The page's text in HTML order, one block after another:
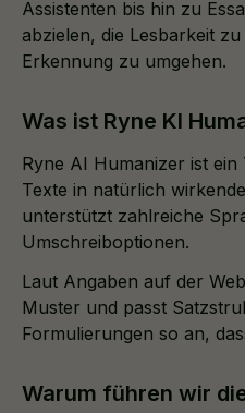
Assistenten bis hin zu
abzielen, die Lesbarkeit
Erkennung zu umgehen.
Was ist Ryne KI
Ryne AI Humanizer ist
Texte in natürlich
unterstützt zahlreiche
Umschreiboptionen.
Laut Angaben auf der
Muster und passt
Formulierungen so an,
Warum führen wir